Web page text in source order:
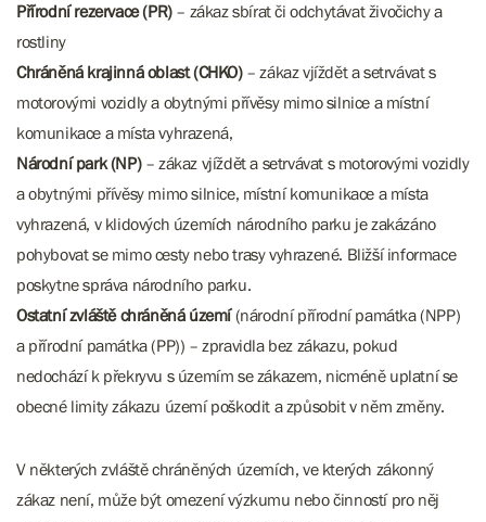
Přírodní rezervace (PR)– zákaz sbírat či odchytávat živočichy a
rostliny
Chráněná krajinná oblast (CHKO)– zákaz vjíždět a setrvávat s
motorovými vozidly a obytnými přívěsy mimo silnice a místní
komunikace a místa vyhrazená,
Národní park (NP)– zákaz vjíždět a setrvávat s motorovými vozidly
a obytnými přívěsy mimo silnice, místní komunikace a místa
vyhrazená, v klidových územích národního parku je zakázáno
pohybovat se mimo cesty nebo trasy vyhrazené. Bližší informace
poskytne správa národního parku.
Ostatní zvláště chráněná území(národní přírodní památka (NPP)
a přírodní památka (PP)) – zpravidla bez zákazu, pokud
nedochází k překryvu s územím se zákazem, nicméně uplatní se
obecné limity zákazu území poškodit a způsobit v něm změny.
V některých zvláště chráněných územích, ve kterých zákonný
zákaz není, může být omezení výzkumu nebo činností pro něj